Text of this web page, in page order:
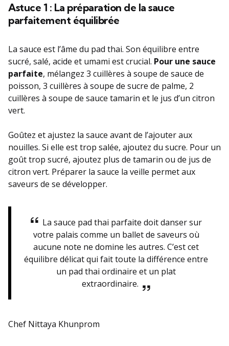
Astuce 1 : La préparation de la sauce
parfaitement équilibrée
La sauce est l’âme du pad thai. Son équilibre entre
sucré, salé, acide et umami est crucial. Pour une sauce
parfaite, mélangez 3 cuillères à soupe de sauce de
poisson, 3 cuillères à soupe de sucre de palme, 2
cuillères à soupe de sauce tamarin et le jus d’un citron
vert.
Goûtez et ajustez la sauce avant de l’ajouter aux
nouilles. Si elle est trop salée, ajoutez du sucre. Pour un
goût trop sucré, ajoutez plus de tamarin ou de jus de
citron vert. Préparer la sauce la veille permet aux
saveurs de se développer.
La sauce pad thai parfaite doit danser sur
votre palais comme un ballet de saveurs où
aucune note ne domine les autres. C’est cet
équilibre délicat qui fait toute la différence entre
un pad thai ordinaire et un plat
extraordinaire.
Chef Nittaya Khunprom